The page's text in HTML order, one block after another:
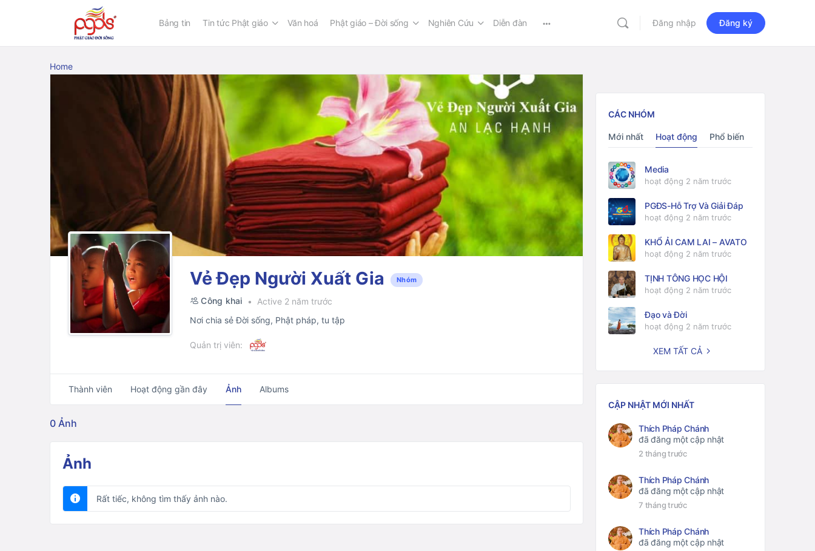
Bảng tin Tin tức Phật giáo Văn hoá Phật giáo – Đời sống Nghiên Cứu Diễn đàn Đăng nhập Đăng ký
Home
Vẻ Đẹp Người Xuất Gia Nhóm
Công khai
Active 2 năm trước
Nơi chia sẻ Đời sống, Phật pháp, tu tập
Quản trị viên:
Thành viên Hoạt động gần đây Ảnh Albums
0 Ảnh
Ảnh
Rất tiếc, không tìm thấy ảnh nào.
CÁC NHÓM
Mới nhất Hoạt động Phổ biến
Media
hoạt động 2 năm trước
PGĐS-Hỗ Trợ Và Giải Đáp
hoạt động 2 năm trước
KHỔ ẢI CAM LAI – AVATO
hoạt động 2 năm trước
TỊNH TÔNG HỌC HỘI
hoạt động 2 năm trước
Đạo và Đời
hoạt động 2 năm trước
XEM TẤT CẢ
CẬP NHẬT MỚI NHẤT
Thích Pháp Chánh
đã đăng một cập nhật
2 tháng trước
Thích Pháp Chánh
đã đăng một cập nhật
7 tháng trước
Thích Pháp Chánh
đã đăng một cập nhật